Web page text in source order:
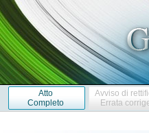
Atto
Completo
Avviso di
Errata